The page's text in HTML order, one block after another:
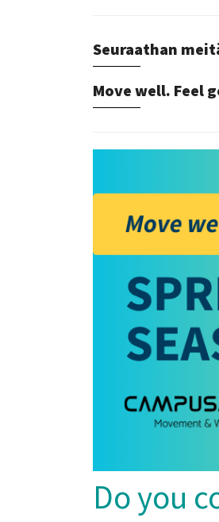
Seuraathan
Move well. Feel
Do you